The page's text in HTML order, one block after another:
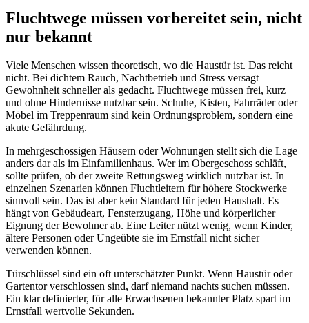
Fluchtwege müssen vorbereitet sein, nicht
nur bekannt
Viele Menschen wissen theoretisch, wo die Haustür ist. Das reicht
nicht. Bei dichtem Rauch, Nachtbetrieb und Stress versagt
Gewohnheit schneller als gedacht. Fluchtwege müssen frei, kurz
und ohne Hindernisse nutzbar sein. Schuhe, Kisten, Fahrräder oder
Möbel im Treppenraum sind kein Ordnungsproblem, sondern eine
akute Gefährdung.
In mehrgeschossigen Häusern oder Wohnungen stellt sich die Lage
anders dar als im Einfamilienhaus. Wer im Obergeschoss schläft,
sollte prüfen, ob der zweite Rettungsweg wirklich nutzbar ist. In
einzelnen Szenarien können Fluchtleitern für höhere Stockwerke
sinnvoll sein. Das ist aber kein Standard für jeden Haushalt. Es
hängt von Gebäudeart, Fensterzugang, Höhe und körperlicher
Eignung der Bewohner ab. Eine Leiter nützt wenig, wenn Kinder,
ältere Personen oder Ungeübte sie im Ernstfall nicht sicher
verwenden können.
Türschlüssel sind ein oft unterschätzter Punkt. Wenn Haustür oder
Gartentor verschlossen sind, darf niemand nachts suchen müssen.
Ein klar definierter, für alle Erwachsenen bekannter Platz spart im
Ernstfall wertvolle Sekunden.